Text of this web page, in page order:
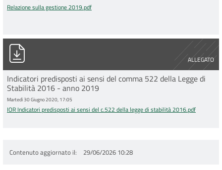
Relazione sulla gestione 2019.pdf
ALLEGATO
IOR Indicatori predisposti ai sensi del c.522 della legge di
Indicatori predisposti ai sensi del comma 522 della Legge di
Stabilità 2016 - anno 2019
Martedì 30 Giugno 2020, 17:05
IOR Indicatori predisposti ai sensi del c.522 della legge di stabilità 2016.pdf
Contenuto aggiornato il 29/06/2026 10:28